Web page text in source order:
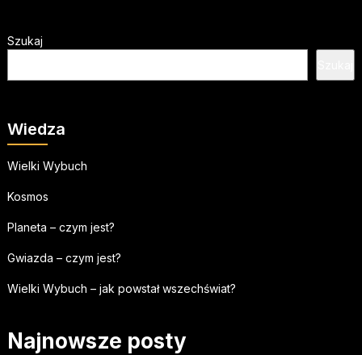
Szukaj
Wiedza
Wielki Wybuch
Kosmos
Planeta – czym jest?
Gwiazda – czym jest?
Wielki Wybuch – jak powstał wszechświat?
Najnowsze posty